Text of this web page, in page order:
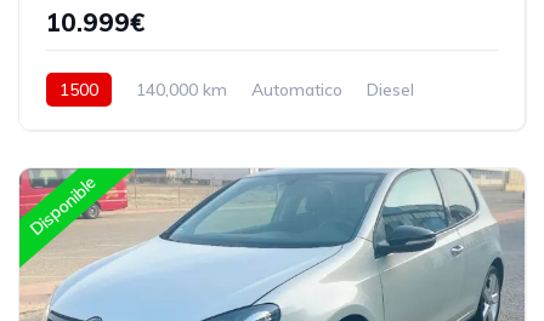
10.999€
1500 140,000 km Automatico
Diesel
Disponible